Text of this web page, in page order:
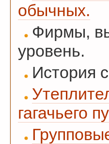
обычных.
Фирмы,
уровень.
История
гагачьего